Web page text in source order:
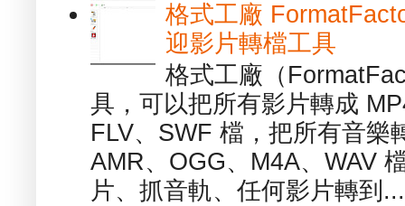
格式工廠
迎影片轉檔工具
格式工廠（
具，可以把所有影片轉成
FLV、SWF 檔，把所有音樂
AMR、OGG、M4A、WAV
片、抓音軌、任何影片轉到...